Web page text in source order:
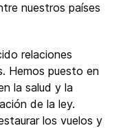
nuestros países
relaciones
Hemos puesto en
la salud y la
de la ley.
los vuelos y